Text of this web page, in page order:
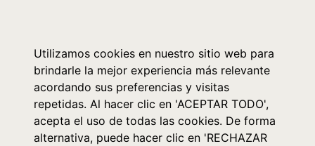
Utilizamos cookies en nuestro sitio web para
brindarle la mejor experiencia más relevante
acordando sus preferencias y visitas
repetidas. Al hacer clic en 'ACEPTAR TODO',
acepta el uso de todas las cookies. De forma
alternativa, puede hacer clic en 'RECHAZAR